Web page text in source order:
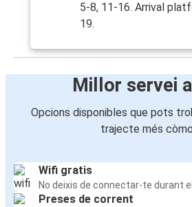
5-8, 11-16. Arrival
19.
Millor servei
Opcions disponibles que pots
trajecte més
Wifi gratis
No deixis de connectar-te durant
Preses de corrent